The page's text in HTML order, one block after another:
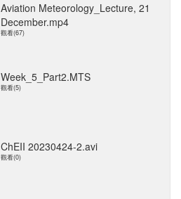
Aviation Meteorology_Lecture, 21
December.mp4
觀看(67)
Week_5_Part2.MTS
觀看(5)
ChEII 20230424-2.avi
觀看(0)